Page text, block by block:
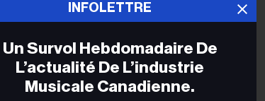
Soul Glo, le groupe de death metal torontois
Davachi, originaire de Calgary, et l'ancien
Planet.
INFOLETTRE
Un Survol Hebdomadaire De
L’actualité De L’industrie
Musicale Canadienne.